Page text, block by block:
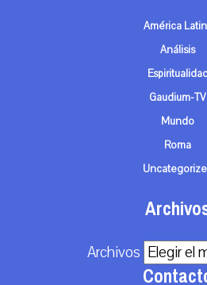
América
Análisis
Gaudium-TV
Mundo
Roma
Archivos